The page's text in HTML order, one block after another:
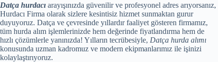
Datça hurdacı arayışınızda güvenilir ve profesyonel adres arıyorsanız,
Hurdacı Firma olarak sizlere kesintisiz hizmet sunmaktan gurur
duyuyoruz. Datça ve çevresinde yıllardır faaliyet gösteren firmamız,
tüm hurda alım işlemlerinizde hem değerinde fiyatlandırma hem de
hızlı çözümlerle yanınızda! Yılların tecrübesiyle, Datça hurda alımı
konusunda uzman kadromuz ve modern ekipmanlarımız ile işinizi
kolaylaştırıyoruz.